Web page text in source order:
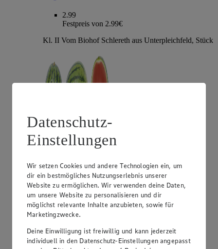
2.99
Festpreis von 2.99€
Kl. II Vom Biohof Schlereth aus Unterpleichfeld, Stück
1.29
Festpreis von 1.29€
aus Israel, Kl. I, Stück
Datenschutz-
Einstellungen
Wir setzen Cookies und andere Technologien ein, um
dir ein bestmögliches Nutzungserlebnis unserer
Website zu ermöglichen. Wir verwenden deine Daten,
um unsere Website zu personalisieren und dir
möglichst relevante Inhalte anzubieten, sowie für
Marketingzwecke.
Deine Einwilligung ist freiwillig und kann jederzeit
individuell in den Datenschutz-Einstellungen angepasst